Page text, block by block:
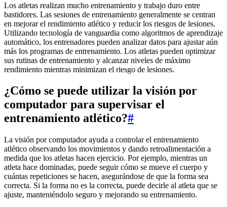
Los atletas realizan mucho entrenamiento y trabajo duro entre
bastidores. Las sesiones de entrenamiento generalmente se centran
en mejorar el rendimiento atlético y reducir los riesgos de lesiones.
Utilizando tecnología de vanguardia como algoritmos de aprendizaje
automático, los entrenadores pueden analizar datos para ajustar aún
más los programas de entrenamiento. Los atletas pueden optimizar
sus rutinas de entrenamiento y alcanzar niveles de máximo
rendimiento mientras minimizan el riesgo de lesiones.
¿Cómo se puede utilizar la visión por
computador para supervisar el
entrenamiento atlético?#
La visión por computador ayuda a controlar el entrenamiento
atlético observando los movimientos y dando retroalimentación a
medida que los atletas hacen ejercicio. Por ejemplo, mientras un
atleta hace dominadas, puede seguir cómo se mueve el cuerpo y
cuántas repeticiones se hacen, asegurándose de que la forma sea
correcta. Si la forma no es la correcta, puede decirle al atleta que se
ajuste, manteniéndolo seguro y mejorando su entrenamiento.